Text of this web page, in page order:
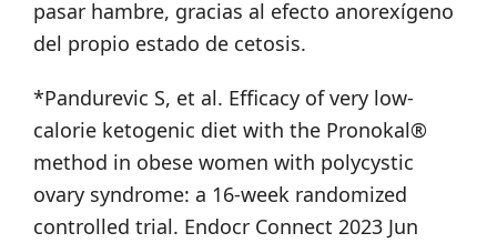
pasar hambre, gracias al efecto anorexígeno
del propio estado de cetosis.
*Pandurevic S, et al. Efficacy of very low-
calorie ketogenic diet with the Pronokal®
method in obese women with polycystic
ovary syndrome: a 16-week randomized
controlled trial. Endocr Connect 2023 Jun